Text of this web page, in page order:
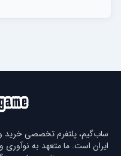
ساب‌گیم، پلتفرم تخصصی خرید
ایران است. ما متعهد به